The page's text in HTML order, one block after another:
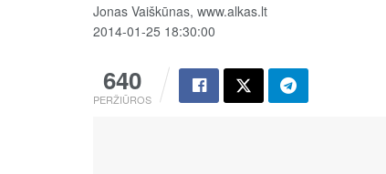
Jonas Vaiškūnas, www.alkas.lt
2014-01-25 18:30:00
640
PERŽIŪROS